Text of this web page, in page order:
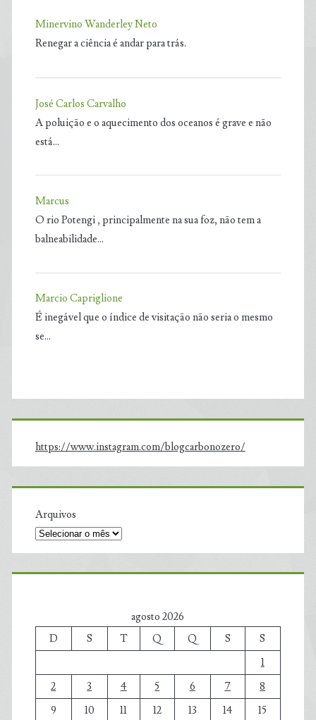
Minervino Wanderley Neto
Renegar a ciência é andar para trás.
José Carlos Carvalho
A poluição e o aquecimento dos oceanos é grave e não
está…
Marcus
O rio Potengi , principalmente na sua foz, não tem a
balneabilidade…
Marcio Capriglione
É inegável que o índice de visitação não seria o mesmo
se…
https://www.instagram.com/blogcarbonozero/
Arquivos
agosto 2026
D
S T Q Q S
S
1
2
3 4 5 6 7
8
9
10 11 12 13 14
15